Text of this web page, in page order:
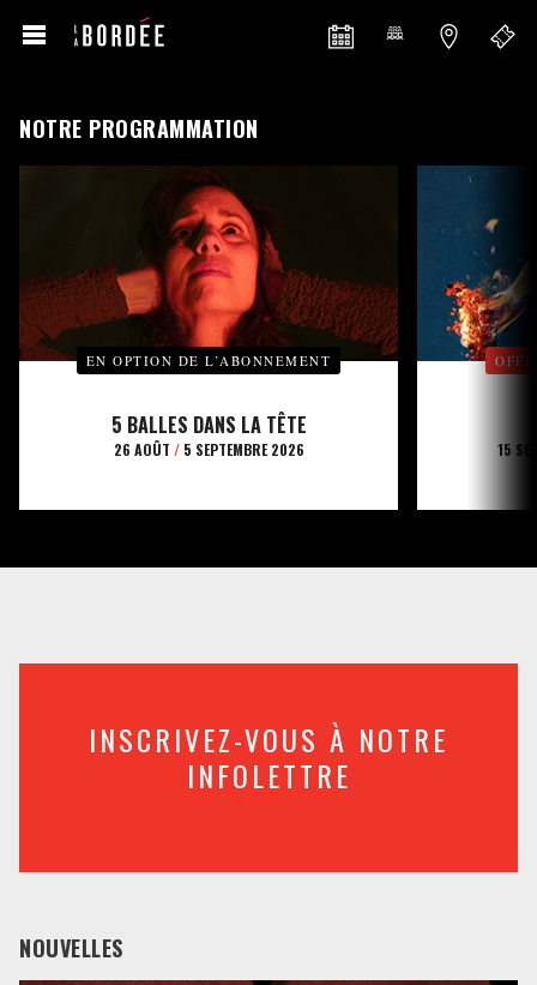
NOTRE PROGRAMMATION
EN OPTION DE L’ABONNEMENT
5 BALLES DANS LA TÊTE
26 AOÛT /5 SEPTEMBRE 2026 15
INSCRIVEZ-VOUS À NOTRE
INFOLETTRE
NOUVELLES